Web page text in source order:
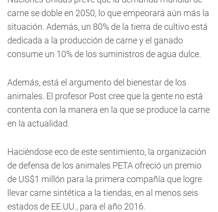
carne se doble en 2050, lo que empeorará aún más la
situación. Además, un 80% de la tierra de cultivo está
dedicada a la producción de carne y el ganado
consume un 10% de los suministros de agua dulce.
Además, está el argumento del bienestar de los
animales. El profesor Post cree que la gente no está
contenta con la manera en la que se produce la carne
en la actualidad.
Haciéndose eco de este sentimiento, la organización
de defensa de los animales PETA ofreció un premio
de US$1 millón para la primera compañía que logre
llevar carne sintética a la tiendas, en al menos seis
estados de EE.UU., para el año 2016.